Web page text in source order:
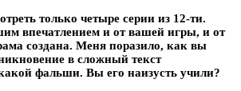
только четыре серии из 12-ти.
впечатлением и от вашей игры, и от
создана. Меня поразило, как вы
в сложный текст
фальши. Вы его наизусть учили?